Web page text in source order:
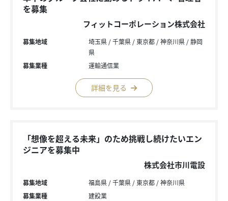
を募集
フィットコーポレーション株式会社
募集地域 埼玉県 千葉県 東京都 神奈川県
静岡
県
募集業種
運輸通信業
詳細を見る
「想像を超える未来」のため挑戦し続けたいエン
ジニアを募集中
株式会社市川電設
募集地域 福島県 千葉県 東京都
神奈川県
募集業種
建設業